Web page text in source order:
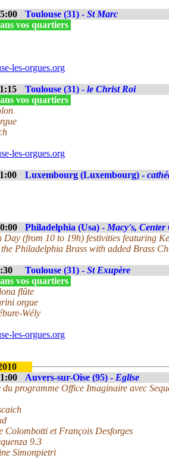
Toulouse (31) - St Marc
vos quartiers
les-orgues.org
Toulouse (31) - le Christ Roi
vos quartiers
les-orgues.org
Luxembourg (Luxembourg) -
Philadelphia (Usa) - Macy's, Center
Day (from 10 to 19h) festivities featuring
Philadelphia Brass with added Brass
Toulouse (31) - St Exupère
vos quartiers
flûte
orgue
Wély
les-orgues.org
Auvers-sur-Oise (95) - Eglise
programme Office Imaginaire avec
Colombotti et François Desforges
9.3
Simonpietri